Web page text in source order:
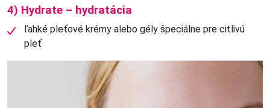
4) Hydrate – hydratácia
ľahké pleťové krémy alebo gély špeciálne pre citlivú
pleť